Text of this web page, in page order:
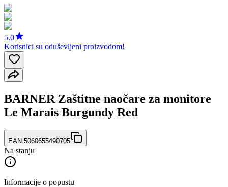
5.0
Korisnici su oduševljeni proizvodom!
BARNER Zaštitne naočare za monitore
Le Marais Burgundy Red
EAN:5060655490705
Na stanju
Informacije o popustu